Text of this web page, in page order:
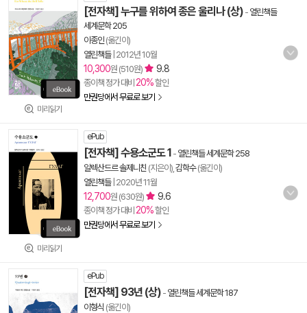
미리읽기
[전자책] 누구를 위하여 종은 울리나 (상) - 열린책들
세계문학 205
이종인 (옮긴이)
열린책들| 2012년 10월
10,300원 (510원) 9.8
종이책 정가 대비 20%할인
만권당에서 무료로 보기
미리읽기
ePub
[전자책] 수용소군도 1 - 열린책들 세계문학 258
알렉산드르 솔제니친 (지은이), 김학수(옮긴이)
열린책들| 2020년 11월
12,700원 (630원) 9.6
종이책 정가 대비 20%할인
만권당에서 무료로 보기
ePub
[전자책] 93년 (상) - 열린책들 세계문학 187
이형식 (옮긴이)